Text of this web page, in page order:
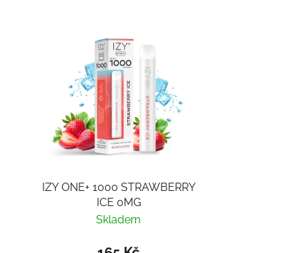
IZY ONE+ 1000 STRAWBERRY
ICE 0MG
Skladem